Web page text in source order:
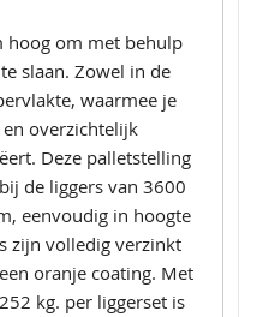
hoog om met behulp
slaan. Zowel in de
waarmee je
overzichtelijk
Deze palletstelling
de liggers van 3600
eenvoudig in hoogte
zijn volledig verzinkt
oranje coating. Met
kg. per liggerset is